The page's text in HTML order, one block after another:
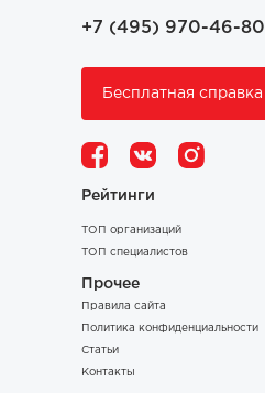
+7 (495) 970-46-80
Бесплатная справка
Рейтинги
ТОП организаций
ТОП специалистов
Прочее
Правила сайта
Политика конфиденциальности
Статьи
Контакты